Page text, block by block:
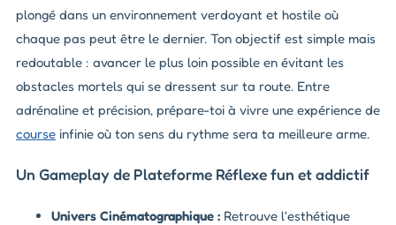
plongé dans un environnement verdoyant et hostile où
chaque pas peut être le dernier. Ton objectif est simple mais
redoutable : avancer le plus loin possible en évitant les
obstacles mortels qui se dressent sur ta route. Entre
adrénaline et précision, prépare-toi à vivre une expérience de
course infinie où ton sens du rythme sera ta meilleure arme.
Un Gameplay de Plateforme Réflexe fun et addictif
Univers Cinématographique : Retrouve l'esthétique